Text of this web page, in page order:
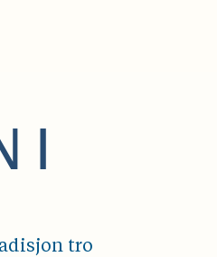
I
tro